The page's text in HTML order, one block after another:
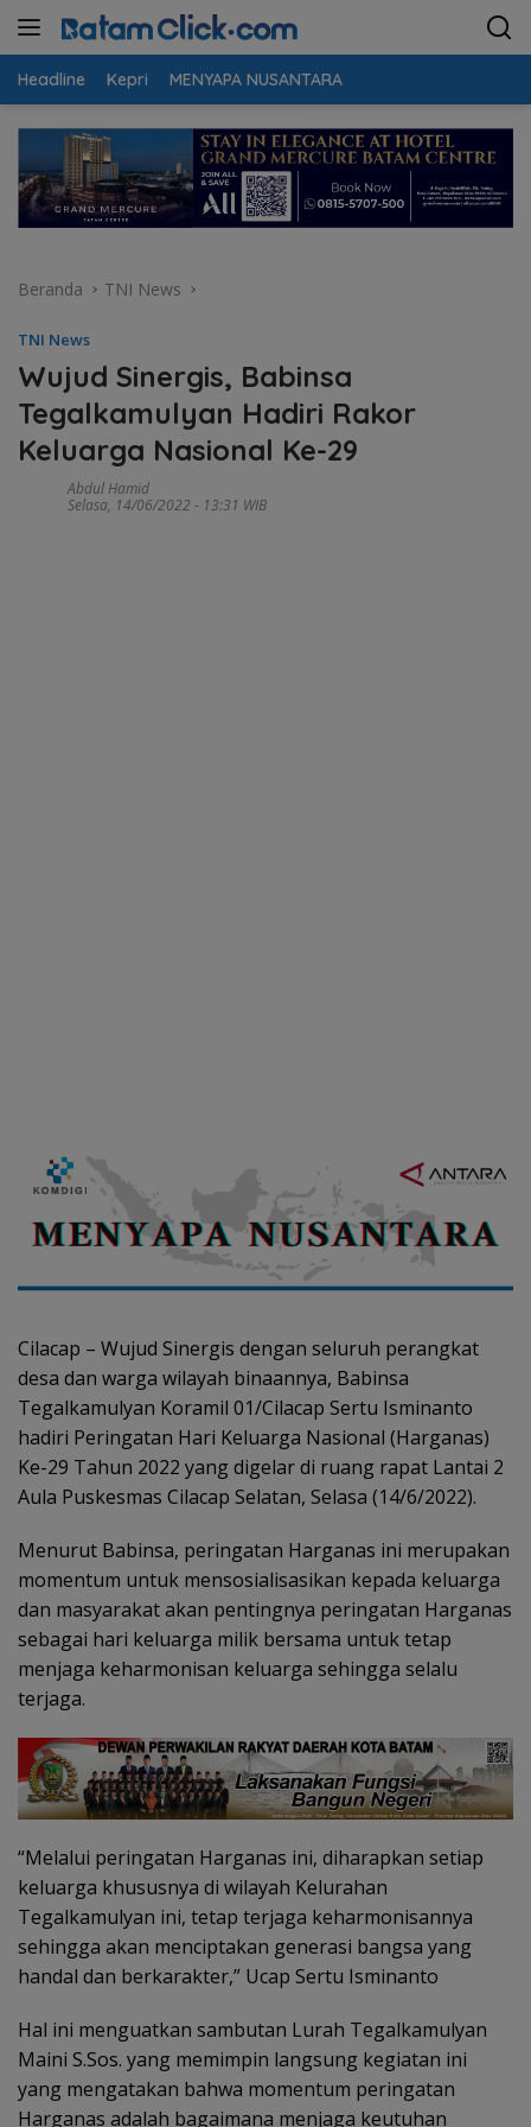
Headline Kepri MENYAPA NUSANTARA
Beranda TNI News
TNI News
Wujud Sinergis, Babinsa
Tegalkamulyan Hadiri Rakor
Keluarga Nasional Ke-29
Abdul Hamid
Selasa, 14/06/2022 - 13:31 WIB
Cilacap – Wujud Sinergis dengan seluruh perangkat
desa dan warga wilayah binaannya, Babinsa
Tegalkamulyan Koramil 01/Cilacap Sertu Isminanto
hadiri Peringatan Hari Keluarga Nasional (Harganas)
Ke-29 Tahun 2022 yang digelar di ruang rapat Lantai 2
Aula Puskesmas Cilacap Selatan, Selasa (14/6/2022).
Menurut Babinsa, peringatan Harganas ini merupakan
momentum untuk mensosialisasikan kepada keluarga
dan masyarakat akan pentingnya peringatan Harganas
sebagai hari keluarga milik bersama untuk tetap
menjaga keharmonisan keluarga sehingga selalu
terjaga.
“Melalui peringatan Harganas ini, diharapkan setiap
keluarga khususnya di wilayah Kelurahan
Tegalkamulyan ini, tetap terjaga keharmonisannya
sehingga akan menciptakan generasi bangsa yang
handal dan berkarakter,” Ucap Sertu Isminanto
Hal ini menguatkan sambutan Lurah Tegalkamulyan
Maini S.Sos. yang memimpin langsung kegiatan ini
yang mengatakan bahwa momentum peringatan
Harganas adalah bagaimana menjaga keutuhan